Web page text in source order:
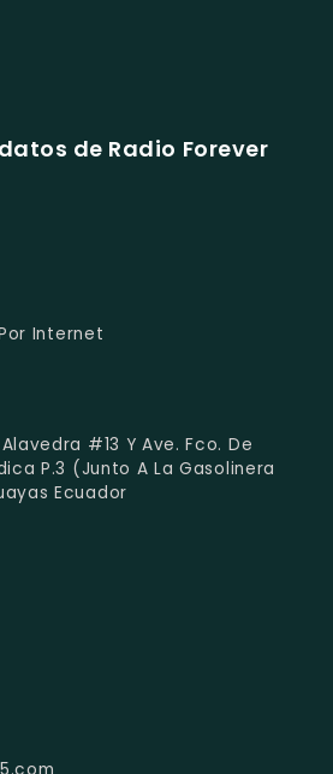
de Radio Forever
Internet
#13 Y Ave. Fco. De
P.3 (Junto A La Gasolinera
Ecuador